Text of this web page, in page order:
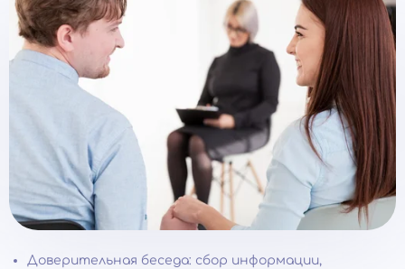
Доверительная беседа: сбор информации,